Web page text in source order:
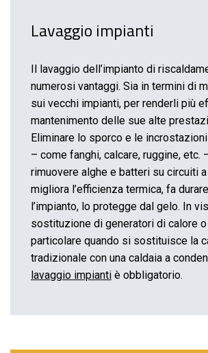
Lavaggio impianti
Il lavaggio dell’impianto di
numerosi vantaggi. Sia in termini di
sui vecchi impianti, per renderli più
mantenimento delle sue alte
Eliminare lo sporco e le
– come fanghi, calcare, ruggine, etc.
rimuovere alghe e batteri su circuiti
migliora l’efficienza termica, fa
l’impianto, lo protegge dal gelo. In
sostituzione di generatori di calore
particolare quando si sostituisce la
tradizionale con una caldaia a
lavaggio impianti è obbligatorio.